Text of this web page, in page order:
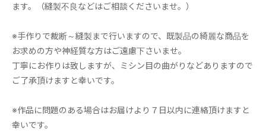
ます。（縫製不良などはご相談くださいませ。）
※手作りで裁断～縫製まで行いますので、既製品の綺麗な商品を
お求めの方や神経質な方はご遠慮下さいませ。
丁寧にお作りは致しますが、ミシン目の曲がりなどありますので
ご了承頂けますと幸いです。
※作品に問題のある場合はお届けより７日以内に連絡頂けますと
幸いです。